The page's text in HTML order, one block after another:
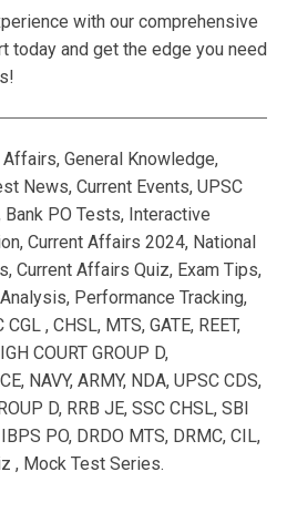
with our comprehensive
today and get the edge you need
Affairs, General Knowledge,
News, Current Events, UPSC
Bank PO Tests, Interactive
Current Affairs 2024, National
Current Affairs Quiz, Exam Tips,
Performance Tracking,
, CHSL, MTS, GATE, REET,
COURT GROUP D,
NAVY, ARMY, NDA, UPSC CDS,
D, RRB JE, SSC CHSL, SBI
PO, DRDO MTS, DRMC, CIL,
, Mock Test Series.